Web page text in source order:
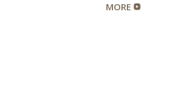
MORE